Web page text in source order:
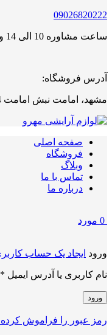
09026820222
ساعت مشاوره 10 الی 14 و 17 الی 21
آدرس فروشگاه:
مشهد، امامت نبش امامت 34 ، لوازم آرایش مهرو
صفحه اصلی
فروشگاه
وبلاگ
تماس با ما
درباره ما
0 مورد
ورود ایجاد یک حساب
نام کاربری یا آدرس ایمیل *
ورود
رمز عبور را فراموش کرده